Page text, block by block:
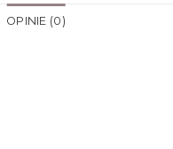
OPINIE (0)